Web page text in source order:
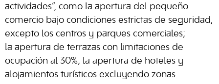
actividades”, como la apertura del pequeño
comercio bajo condiciones estrictas de seguridad,
excepto los centros y parques comerciales;
la apertura de terrazas con limitaciones de
ocupación al 30%; la apertura de hoteles y
alojamientos turísticos excluyendo zonas